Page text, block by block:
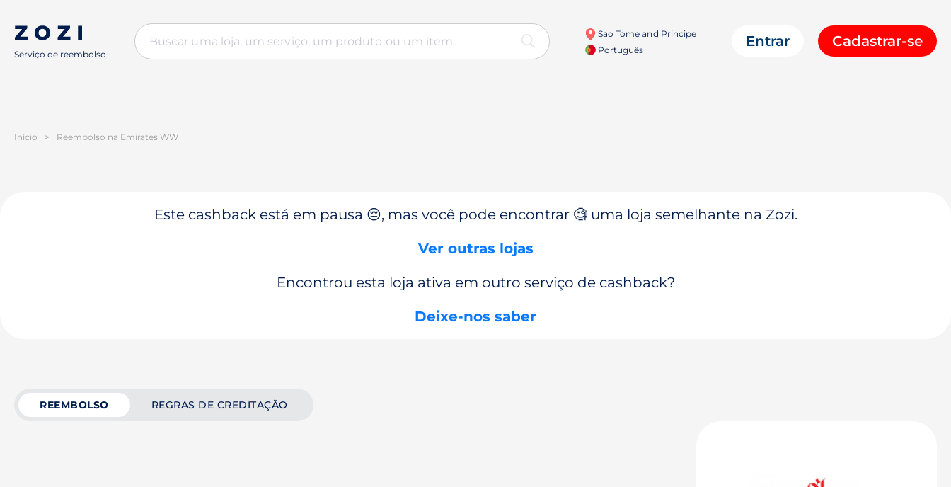
Serviço de reembolso
Sao Tome and Principe
Português
Entrar Cadastrar-se
Início > Reembolso na Emirates WW
Este cashback está em pausa 😔, mas você pode encontrar 🧐 uma loja semelhante na Zozi.
Ver outras lojas
Encontrou esta loja ativa em outro serviço de cashback?
Deixe-nos saber
REEMBOLSO REGRAS DE CREDITAÇÃO